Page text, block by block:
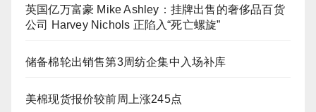
英国亿万富豪 Mike Ashley：挂牌出售的奢侈品百货
公司 Harvey Nichols 正陷入“死亡螺旋”
储备棉轮出销售第3周纺企集中入场补库
美棉现货报价较前周上涨245点